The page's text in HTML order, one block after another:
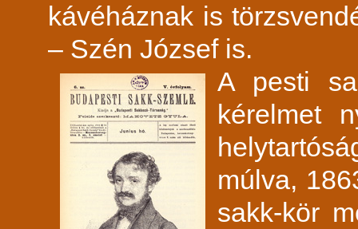
kávéháznak is
– Szén József is.
A pesti
kérelmet
múlva,
sakk-kör